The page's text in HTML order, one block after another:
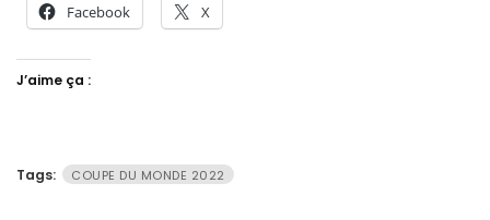
Facebook X
J’aime ça :
Tags: COUPE DU MONDE 2022